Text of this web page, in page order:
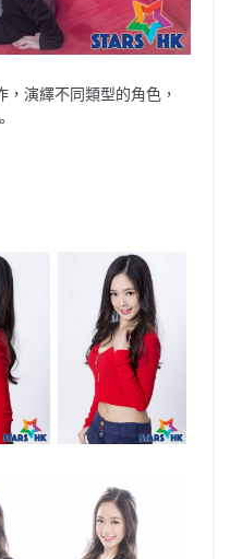
演繹不同類型的角色，